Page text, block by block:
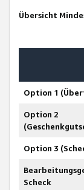
Übersicht
Option 1
Option 2
Option 3
Scheck